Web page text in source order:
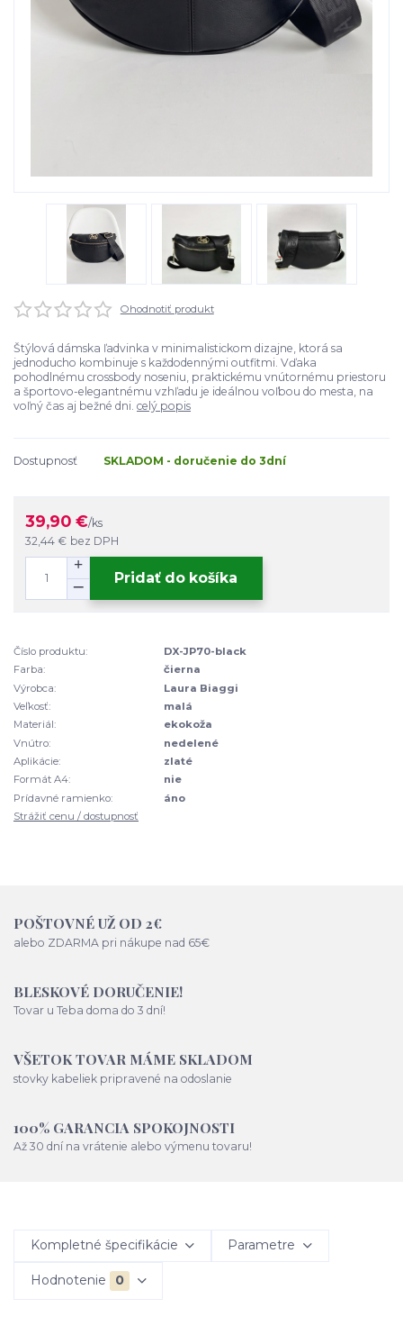
Ohodnotiť produkt
Štýlová dámska ľadvinka v minimalistickom dizajne, ktorá sa
jednoducho kombinuje s každodennými outfitmi. Vďaka
pohodlnému crossbody noseniu, praktickému vnútornému priestoru
a športovo-elegantnému vzhľadu je ideálnou voľbou do mesta, na
voľný čas aj bežné dni. celý popis
Dostupnosť SKLADOM - doručenie do 3dní
39,90 €/ks
32,44 € bez DPH
Pridať do košíka
Číslo produktu:
DX-JP70-black
Farba:
čierna
Výrobca:
Laura Biaggi
Veľkosť:
malá
Materiál:
ekokoža
Vnútro:
nedelené
Aplikácie:
zlaté
Formát A4:
nie
Prídavné ramienko:
áno
Strážiť cenu / dostupnosť
POŠTOVNÉ UŽ OD 2€
alebo ZDARMA pri nákupe nad 65€
BLESKOVÉ DORUČENIE!
Tovar u Teba doma do 3 dní!
VŠETOK TOVAR MÁME SKLADOM
stovky kabeliek pripravené na odoslanie
100% GARANCIA SPOKOJNOSTI
Až 30 dní na vrátenie alebo výmenu tovaru!
Kompletné špecifikácie Parametre
Hodnotenie 0